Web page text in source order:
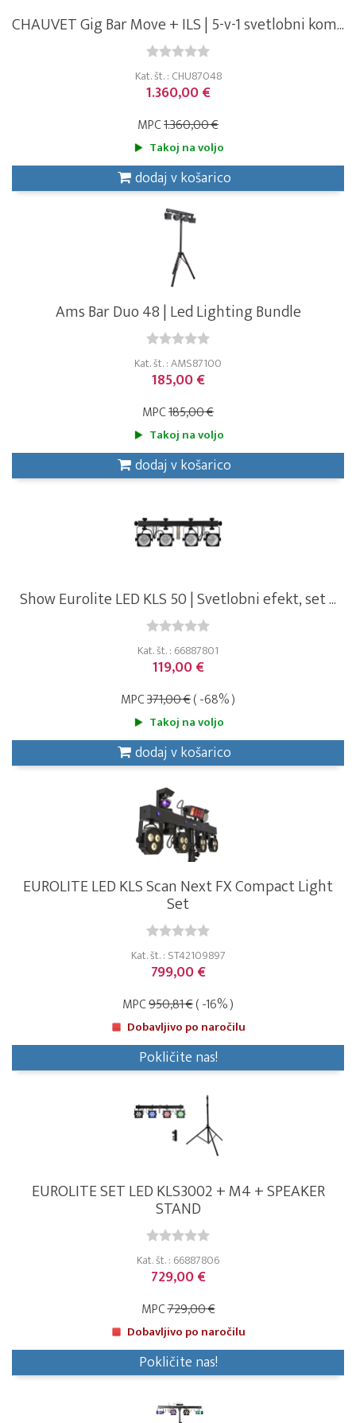
CHAUVET Gig Bar Move + ILS | 5-v-1 svetlobni kom...
Kat. št. : CHU87048
1.360,00 €
MPC1.360,00 €
Takoj na voljo
dodaj v košarico
Ams Bar Duo 48 | Led Lighting Bundle
Kat. št. : AMS87100
185,00 €
MPC185,00 €
Takoj na voljo
dodaj v košarico
Show Eurolite LED KLS 50 | Svetlobni efekt, set ...
Kat. št. : 66887801
119,00 €
MPC371,00 €( -68% )
Takoj na voljo
dodaj v košarico
EUROLITE LED KLS Scan Next FX Compact Light
Set
Kat. št. : ST42109897
799,00 €
MPC950,81 €( -16% )
Dobavljivo po naročilu
Pokličite nas!
EUROLITE SET LED KLS3002 + M4 + SPEAKER
STAND
Kat. št. : 66887806
729,00 €
MPC729,00 €
Dobavljivo po naročilu
Pokličite nas!